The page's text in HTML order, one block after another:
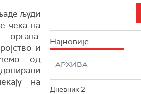
људи
чека на
органа.
и
од
на
РТС
Најновије
Дневник 2